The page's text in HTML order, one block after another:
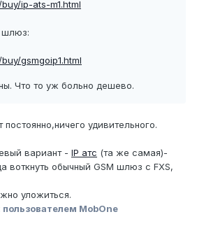
ip-ats-m1.html
шлюз:
gsmgoip1.html
Что то уж больно дешево.
удивительного.
вариант - IP атс (та же самая)-
воткнуть обычный GSM шлюз с FXS,
уложиться.
пользователем MobOne